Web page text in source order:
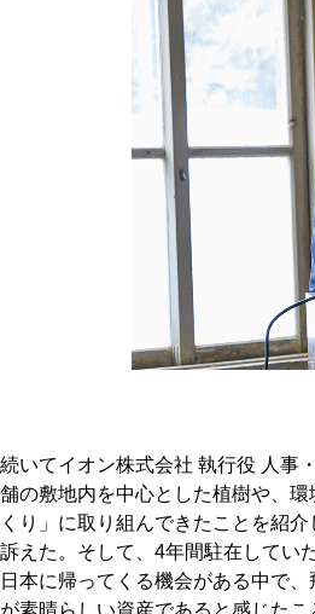
続いてイオン株式会社 執行役 人事
舗の敷地内を中心とした植樹や、
くり」に取り組んできたことを紹
訴えた。そして、4年間駐在してい
日本に帰ってくる機会がある中で